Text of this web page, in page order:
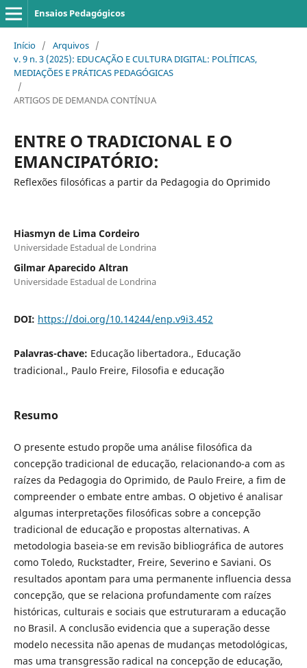
Ensaios Pedagógicos
Início / Arquivos /
v. 9 n. 3 (2025): EDUCAÇÃO E CULTURA DIGITAL: POLÍTICAS,
MEDIAÇÕES E PRÁTICAS PEDAGÓGICAS
/
ARTIGOS DE DEMANDA CONTÍNUA
ENTRE O TRADICIONAL E O
EMANCIPATÓRIO:
Reflexões filosóficas a partir da Pedagogia do Oprimido
Hiasmyn de Lima Cordeiro
Universidade Estadual de Londrina
Gilmar Aparecido Altran
Universidade Estadual de Londrina
DOI: https://doi.org/10.14244/enp.v9i3.452
Palavras-chave: Educação libertadora., Educação
tradicional., Paulo Freire, Filosofia e educação
Resumo
O presente estudo propõe uma análise filosófica da
concepção tradicional de educação, relacionando-a com as
raízes da Pedagogia do Oprimido, de Paulo Freire, a fim de
compreender o embate entre ambas. O objetivo é analisar
algumas interpretações filosóficas sobre a concepção
tradicional de educação e propostas alternativas. A
metodologia baseia-se em revisão bibliográfica de autores
como Toledo, Ruckstadter, Freire, Severino e Saviani. Os
resultados apontam para uma permanente influencia dessa
concepção, que se relaciona profundamente com raízes
históricas, culturais e sociais que estruturaram a educação
no Brasil. A conclusão evidencia que a superação desse
modelo necessita não apenas de mudanças metodológicas,
mas uma transgressão radical na concepção de educação,